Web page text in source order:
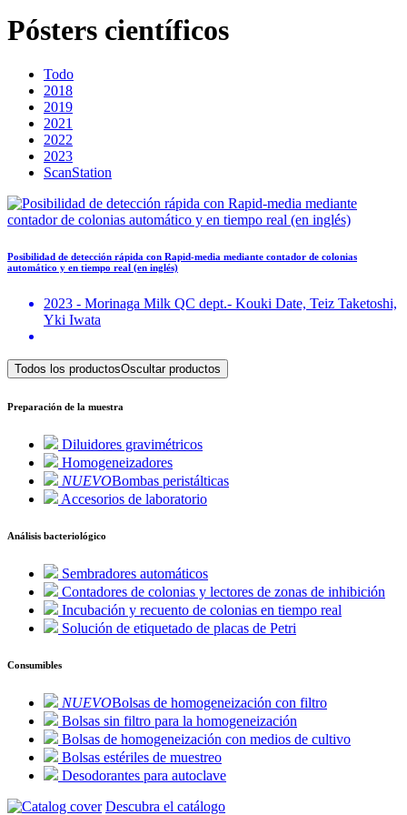
Pósters científicos
Todo
2018
2019
2021
2022
2023
ScanStation
Posibilidad de detección rápida con Rapid-media mediante contador de colonias
automático y en tiempo real (en inglés)
2023 - Morinaga Milk QC dept.- Kouki Date, Teiz Taketoshi,
Yki Iwata
Todos los productosOscultar productos
Preparación de la muestra
Diluidores gravimétricos
Homogeneizadores
NUEVOBombas peristálticas
Accesorios de laboratorio
Análisis bacteriológico
Sembradores automáticos
Contadores de colonias y lectores de zonas de inhibición
Incubación y recuento de colonias en tiempo real
Solución de etiquetado de placas de Petri
Consumibles
NUEVOBolsas de homogeneización con filtro
Bolsas sin filtro para la homogeneización
Bolsas de homogeneización con medios de cultivo
Bolsas estériles de muestreo
Desodorantes para autoclave
Descubra el catálogo